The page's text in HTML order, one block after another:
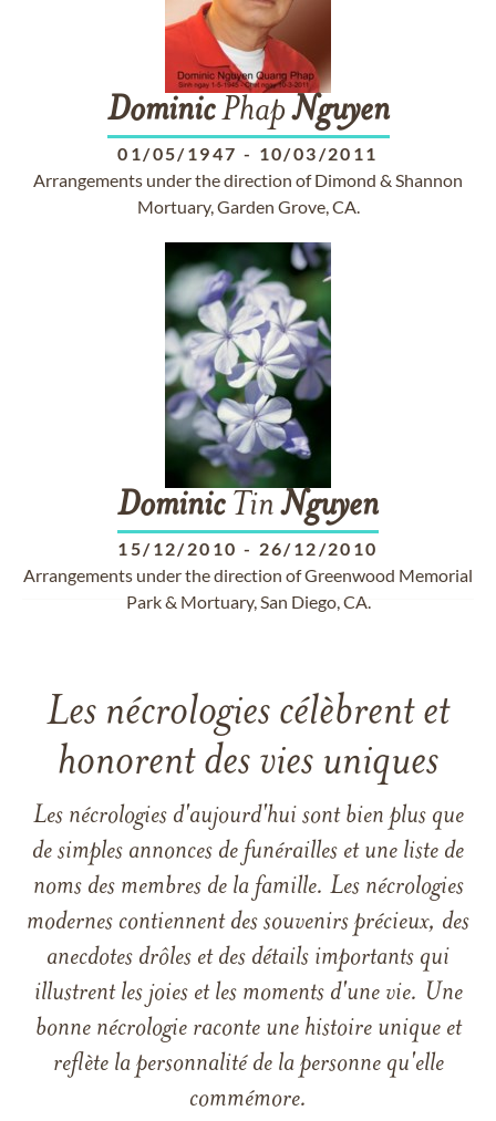
DominicPhapNguyen
01/05/1947 - 10/03/2011
Arrangements under the direction of Dimond & Shannon
Mortuary, Garden Grove, CA.
DominicTinNguyen
15/12/2010 - 26/12/2010
Arrangements under the direction of Greenwood Memorial
Park & Mortuary, San Diego, CA.
Les nécrologies célèbrent et
honorent des vies uniques
Les nécrologies d'aujourd'hui sont bien plus que
de simples annonces de funérailles et une liste de
noms des membres de la famille. Les nécrologies
modernes contiennent des souvenirs précieux, des
anecdotes drôles et des détails importants qui
illustrent les joies et les moments d'une vie. Une
bonne nécrologie raconte une histoire unique et
reflète la personnalité de la personne qu'elle
commémore.